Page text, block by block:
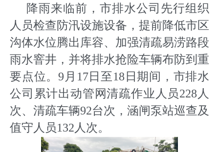
降雨来临前，市排水公司先行组织
人员检查防汛设施设备，提前降低市区
沟体水位腾出库容、加强清疏易涝路段
雨水窨井，并将排水抢险车辆布防到重
要点位。9月17日至18日期间，市排水
公司累计出动管网清疏作业人员228人
次、清疏车辆92台次，涵闸泵站巡查及
值守人员132人次。